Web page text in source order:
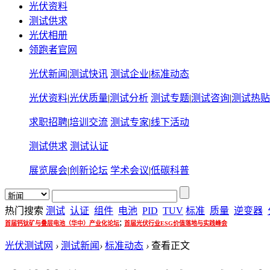
光伏资料
测试供求
光伏相册
领跑者官网
光伏新闻 |测试快讯 测试企业|标准动态
光伏资料|光伏质量|测试分析 测试专题|测试咨询|测试热贴
求职招聘|培训交流 测试专家|线下活动
测试供求 测试认证
展览展会|创新论坛 学术会议|低碳科普
热门搜索 测试 认证 组件 电池 PID TUV 标准 质量 逆变器
首届钙钛矿与叠层电池（华中）产业化论坛; 首届光伏行业ESG价值落地与实践峰会
光伏测试网 › 测试新闻 › 标准动态 › 查看正文